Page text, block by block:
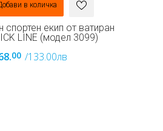
в количка
екип от ватиран
LINE (модел 3099)
00 /133.00лв